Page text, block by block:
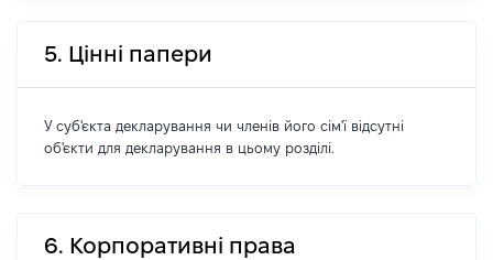
5. Цінні папери
У суб'єкта декларування чи членів його сім'ї відсутні
об'єкти для декларування в цьому розділі.
6. Корпоративні права